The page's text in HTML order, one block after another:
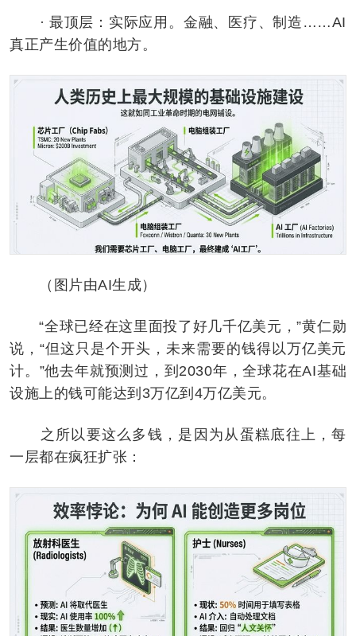
· 最顶层：实际应用。金融、医疗、制造……AI
真正产生价值的地方。
（图片由AI生成）
“全球已经在这里面投了好几千亿美元，”黄仁勋
说，“但这只是个开头，未来需要的钱得以万亿美元
计。”他去年就预测过，到2030年，全球花在AI基础
设施上的钱可能达到3万亿到4万亿美元。
之所以要这么多钱，是因为从蛋糕底往上，每
一层都在疯狂扩张：